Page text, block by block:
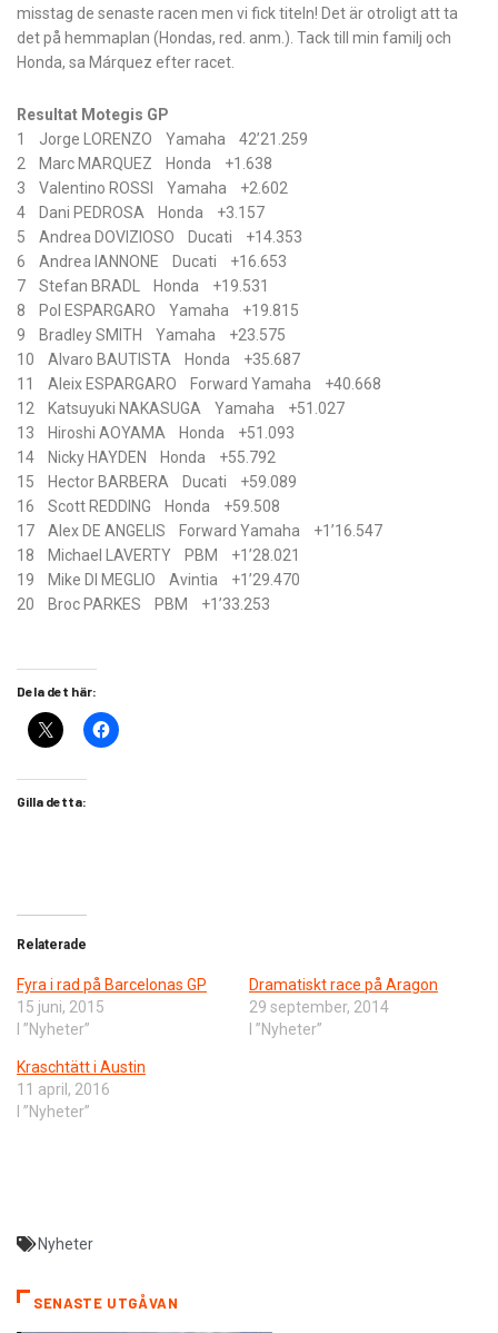
misstag de senaste racen men vi fick titeln! Det är otroligt att ta
det på hemmaplan (Hondas, red. anm.). Tack till min familj och
Honda, sa Márquez efter racet.
Resultat Motegis GP
1 Jorge LORENZO Yamaha 42’21.259
2 Marc MARQUEZ Honda +1.638
3 Valentino ROSSI Yamaha +2.602
4 Dani PEDROSA Honda +3.157
5 Andrea DOVIZIOSO Ducati +14.353
6 Andrea IANNONE Ducati +16.653
7 Stefan BRADL Honda +19.531
8 Pol ESPARGARO Yamaha +19.815
9 Bradley SMITH Yamaha +23.575
10 Alvaro BAUTISTA Honda +35.687
11 Aleix ESPARGARO Forward Yamaha +40.668
12 Katsuyuki NAKASUGA Yamaha +51.027
13 Hiroshi AOYAMA Honda +51.093
14 Nicky HAYDEN Honda +55.792
15 Hector BARBERA Ducati +59.089
16 Scott REDDING Honda +59.508
17 Alex DE ANGELIS Forward Yamaha +1’16.547
18 Michael LAVERTY PBM +1’28.021
19 Mike DI MEGLIO Avintia +1’29.470
20 Broc PARKES PBM +1’33.253
Dela det här:
Gilla detta:
Relaterade
Fyra i rad på Barcelonas GP
15 juni, 2015
I ”Nyheter”
Dramatiskt race på Aragon
29 september, 2014
I ”Nyheter”
Kraschtätt i Austin
11 april, 2016
I ”Nyheter”
Nyheter
SENASTE UTGÅVAN